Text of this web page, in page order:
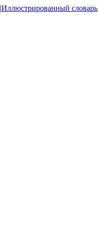
|Иллюстрированный словарь